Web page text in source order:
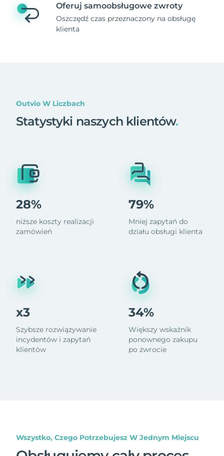
Oferuj samoobsługowe zwroty
Oszczędź czas przeznaczony na obsługę
klienta
Outvio W Liczbach
Statystyki naszych klientów.
28%
niższe koszty realizacji
zamówień
x3
Szybsze rozwiązywanie
incydentów i zapytań
klientów
79%
Mniej zapytań do
działu obsługi klienta
34%
Większy wskaźnik
ponownego zakupu
po zwrocie
Wszystko, Czego Potrzebujesz W Jednym Miejscu